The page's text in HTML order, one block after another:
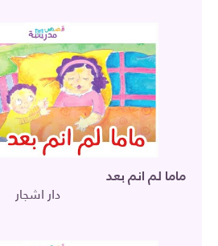
ماما لم انم بعد
دار اشجار